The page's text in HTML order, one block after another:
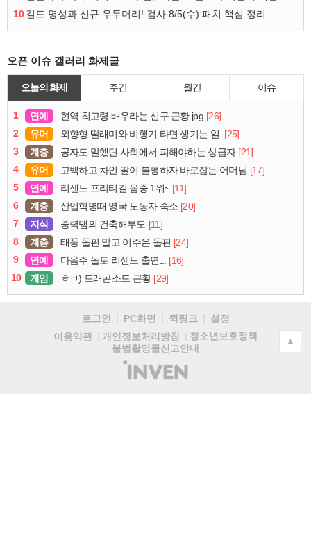
10길드 명성과 신규 우두머리! 검사 8/5(수) 패치 핵심 정리
오픈 이슈 갤러리 화제글
오늘의 화제 주간 월간 이슈
1 연예 현역 최고령 배우라는 신구 근황.jpg [26]
2
유머 외향형 딸래미와 비행기 타면 생기는 일. [25]
3
계층 공자도 말했던 사회에서 피해야하는 상급자 [21]
4
유머 고백하고 차인 딸이 불평하자 바로잡는 어머님 [17]
5
연예 리센느 프리티걸 음중 1위~ [11]
6
계층 산업혁명때 영국 노동자 숙소 [20]
7
지식 중력댐의 건축해부도 [11]
8
계층 태풍 돌핀 말고 이주은 돌핀 [24]
9
연예 다음주 놀토 리센느 출연...
[16]
10
게임 ㅎㅂ) 드래곤소드 근황 [29]
로그인 PC화면 퀵링크
설정
이용약관
개인정보처리방침
청소년보호정책
불법촬영물신고안내
(주)
인
▲